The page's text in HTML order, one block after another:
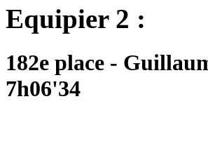
Equipier 2 :
182e place -
7h06'34